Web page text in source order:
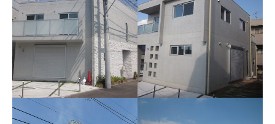
藤沢市O様邸
「ゆっくりと時間が流れる住
空間」
藤沢市T様邸
「シンプルナチュラルなRC住
宅」